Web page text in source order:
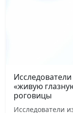
«живую
роговицы
Исследователи